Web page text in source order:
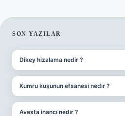
SIDEBAR
SON YAZILAR
Dikey hizalama nedir ?
Kumru kuşunun efsanesi nedir ?
Avesta inancı nedir ?